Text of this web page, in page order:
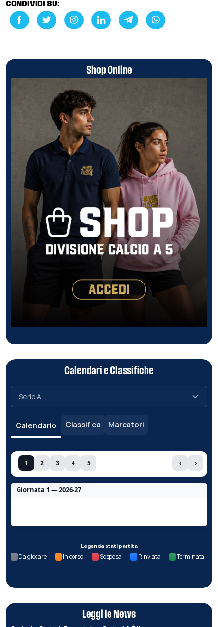
CONDIVIDI SU:
Shop Online
Calendari e Classifiche
Calendario Classifica Marcatori
1 2 3 4 5 ‹ ›
Giornata 1 — 2026-27
Legenda stati partita
Da giocare In corso Sospesa Rinviata Terminata
Leggi le News